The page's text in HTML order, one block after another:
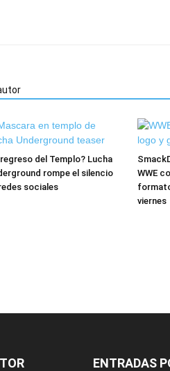
regreso del Templo? Lucha
rompe el silencio
sociales
WWE
viernes
ENTRADAS